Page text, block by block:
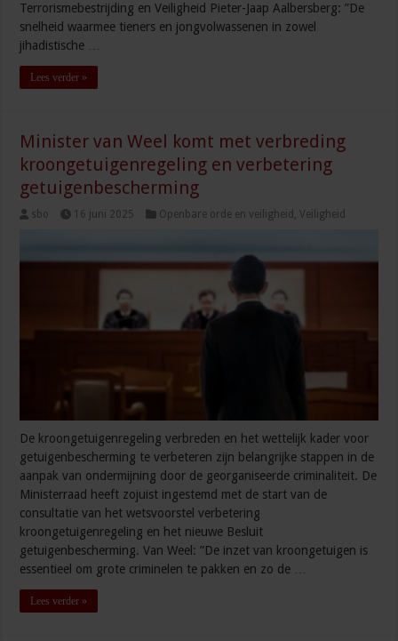
Terrorismebestrijding en Veiligheid Pieter-Jaap Aalbersberg: ”De
snelheid waarmee tieners en jongvolwassenen in zowel
jihadistische …
Lees verder »
Minister van Weel komt met verbreding
kroongetuigenregeling en verbetering
getuigenbescherming
sbo 16 juni 2025 Openbare orde en veiligheid ,Veiligheid
De kroongetuigenregeling verbreden en het wettelijk kader voor
getuigenbescherming te verbeteren zijn belangrijke stappen in de
aanpak van ondermijning door de georganiseerde criminaliteit. De
Ministerraad heeft zojuist ingestemd met de start van de
consultatie van het wetsvoorstel verbetering
kroongetuigenregeling en het nieuwe Besluit
getuigenbescherming. Van Weel: ”De inzet van kroongetuigen is
essentieel om grote criminelen te pakken en zo de …
Lees verder »